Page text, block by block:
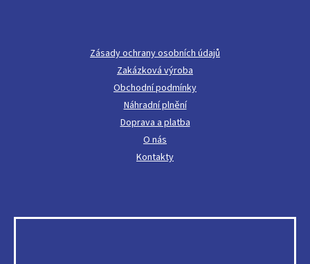
Zásady ochrany osobních údajů
Zakázková výroba
Obchodní podmínky
Náhradní plnění
Doprava a platba
O nás
Kontakty